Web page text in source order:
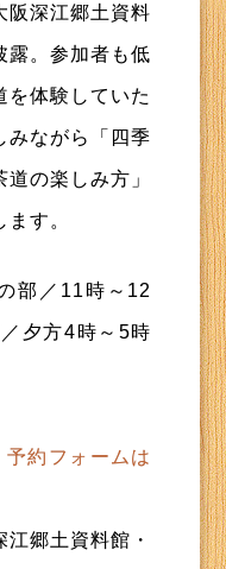
阪深江郷土資料
露。参加者も低
を体験していた
みながら「四季
の楽しみ方」
す。
部／11時～12
夕方4時～5時
予約フォームは
郷土資料館・